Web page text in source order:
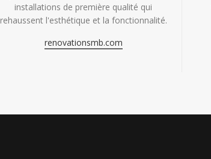
installations de première qualité qui
rehaussent l'esthétique et la fonctionnalité.
renovationsmb.com